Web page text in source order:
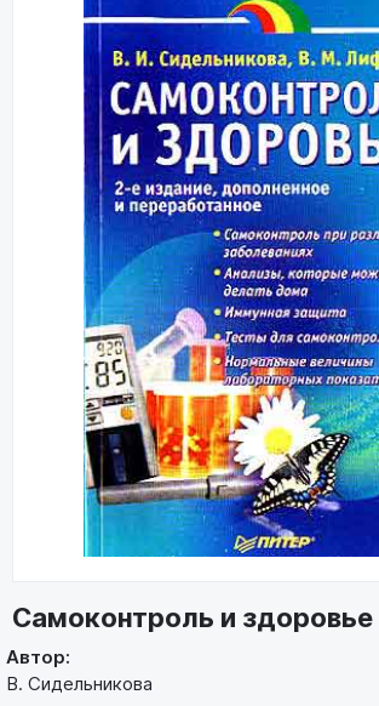
Самоконтроль и здоровье
Автор:
В. Сидельникова